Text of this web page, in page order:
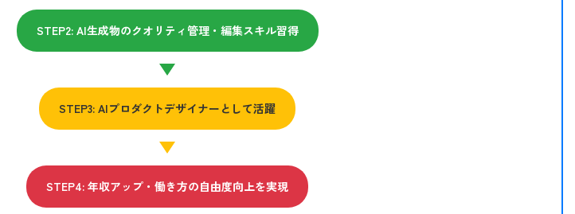
STEP2: AI生成物のクオリティ管理・編集スキル習得
STEP3: AIプロダクトデザイナーとして活躍
STEP4: 年収アップ・働き方の自由度向上を実現